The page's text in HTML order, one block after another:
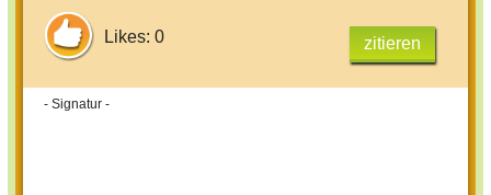
Likes: 0 zitieren
- Signatur -